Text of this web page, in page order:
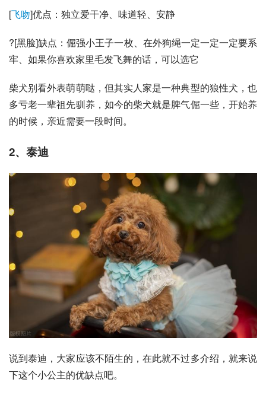
[飞吻]优点：独立爱干净、味道轻、安静
?[黑脸]缺点：倔强小王子一枚、在外狗绳一定一定一定要系
牢、如果你喜欢家里毛发飞舞的话，可以选它
柴犬别看外表萌萌哒，但其实人家是一种典型的狼性犬，也
多亏老一辈祖先驯养，如今的柴犬就是脾气倔一些，开始养
的时候，亲近需要一段时间。
2、 泰迪
说到泰迪，大家应该不陌生的，在此就不过多介绍，就来说
下这个小公主的优缺点吧。